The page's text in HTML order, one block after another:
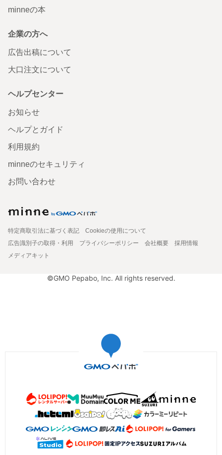
minneの本
企業の方へ
広告出稿について
大口注文について
ヘルプセンター
お知らせ
ヘルプとガイド
利用規約
minneのセキュリティ
お問い合わせ
特定商取引法に基づく表記
Cookieの使用について
広告識別子の取得・利用
プライバシーポリシー 会社概要
採用情報
メディアキット
©GMO Pepabo, Inc. All rights reserved.